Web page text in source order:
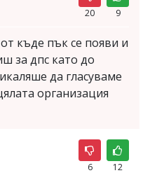
20 9
къде пък се появи и
за дпс като до
да гласуваме
организация
6 12